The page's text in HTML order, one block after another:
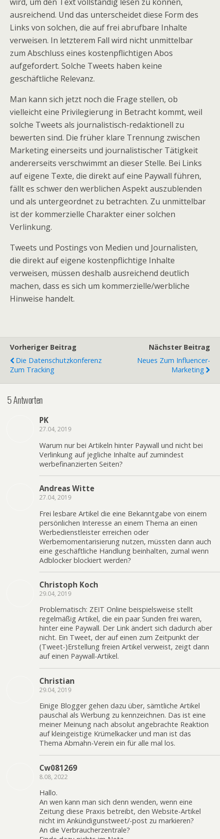
ausreichend. Und das unterscheidet diese Form des
Links von solchen, die auf frei abrufbare Inhalte
verweisen. In letzterem Fall wird nicht unmittelbar
zum Abschluss eines kostenpflichtigen Abos
aufgefordert. Solche Tweets haben keine
geschäftliche Relevanz.
Man kann sich jetzt noch die Frage stellen, ob
vielleicht eine Privilegierung in Betracht kommt, weil
solche Tweets als journalistisch-redaktionell zu
bewerten sind. Die früher klare Trennung zwischen
Marketing einerseits und journalistischer Tätigkeit
andererseits verschwimmt an dieser Stelle. Bei Links
auf eigene Texte, die direkt auf eine Paywall führen,
fällt es schwer den werblichen Aspekt auszublenden
und als untergeordnet zu betrachten. Zu unmittelbar
ist der kommerzielle Charakter einer solchen
Verlinkung.
Tweets und Postings von Medien und Journalisten,
die direkt auf eigene kostenpflichtige Inhalte
verweisen, müssen deshalb ausreichend deutlich
machen, dass es sich um kommerzielle/werbliche
Hinweise handelt.
Vorheriger Beitrag
Die Datenschutzkonferenz
Zum Tracking
Nächster Beitrag
Neues Zum Influencer-
Marketing
5 Antworten
PK
27.04, 2019
Warum nur bei Artikeln hinter Paywall und nicht bei
Verlinkung auf jegliche Inhalte auf zumindest
werbefinanzierten Seiten?
Andreas Witte
27.04, 2019
Frei lesbare Artikel die eine Bekanntgabe von einem
persönlichen Interesse an einem Thema an einen
Werbedienstleister erreichen oder
Werbemomentarisierung nutzen, müssten dann auch
eine geschäftliche Handlung beinhalten, zumal wenn
Adblocker blockiert werden?
Christoph Koch
29.04, 2019
Problematisch: ZEIT Online beispielsweise stellt
regelmäßig Artikel, die ein paar Sunden frei waren,
hinter eine Paywall. Der Link ändert sich dadurch aber
nicht. Ein Tweet, der auf einen zum Zeitpunkt der
(Tweet-)Erstellung freien Artikel verweist, zeigt dann
auf einen Paywall-Artikel.
Christian
29.04, 2019
Einige Blogger gehen dazu über, sämtliche Artikel
pauschal als Werbung zu kennzeichnen. Das ist eine
meiner Meinung nach absolut angebrachte Reaktion
auf kleingeistige Krümelkacker und man ist das
Thema Abmahn-Verein ein für alle mal los.
Cw081269
8.08, 2022
Hallo.
An wen kann man sich denn wenden, wenn eine
Zeitung diese Praxis betreibt, den Website-Artikel
nicht im Ankündigunstweet/-post zu markieren?
An die Verbraucherzentrale?